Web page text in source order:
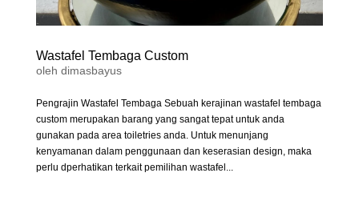
Wastafel Tembaga Custom
oleh dimasbayus
Pengrajin Wastafel Tembaga Sebuah kerajinan wastafel tembaga
custom merupakan barang yang sangat tepat untuk anda
gunakan pada area toiletries anda. Untuk menunjang
kenyamanan dalam penggunaan dan keserasian design, maka
perlu dperhatikan terkait pemilihan wastafel...